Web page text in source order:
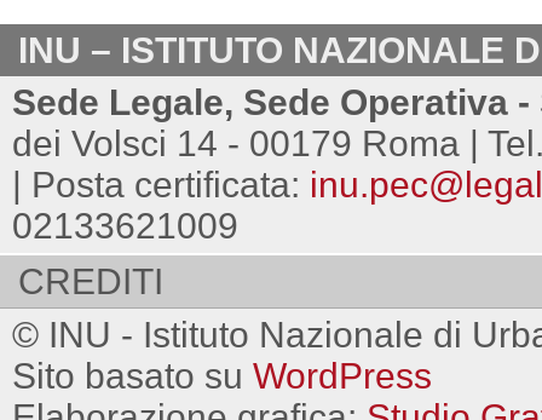
INU – ISTITUTO NAZIONALE
Sede Legale, Sede Operativa
dei Volsci 14 - 00179 Roma |
| Posta certificata:
02133621009
CREDITI
© INU - Istituto Nazionale di
Sito basato su WordPress